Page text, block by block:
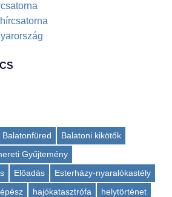
Balatonfüred
Balatoni kikötők
Gyűjtemény
Előadás
Esterházy-nyaralókastély
hajókatasztrófa
helytörténet